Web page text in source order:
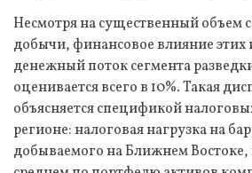
Несмотря на существенный объем
добычи, финансовое влияние этих
денежный поток сегмента
оценивается всего в 10%. Такая
объясняется спецификой
регионе: налоговая нагрузка на
добываемого на Ближнем